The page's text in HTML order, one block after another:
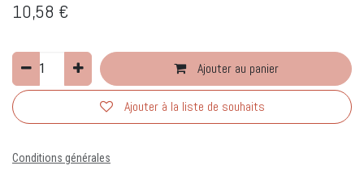
10,58 €
Ajouter au panier
Ajouter à la liste de souhaits
Conditions générales